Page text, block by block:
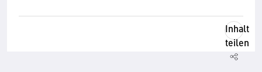
Inhalt
teilen